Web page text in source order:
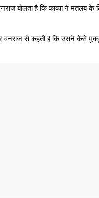
बोलता है कि काव्या ने मतलब
और वनराज से कहती है कि उसने